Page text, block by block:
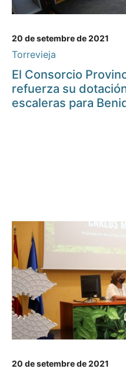
20 de setembre de 2021
Torrevieja
El Consorcio
refuerza su
escaleras para
20 de setembre de 2021